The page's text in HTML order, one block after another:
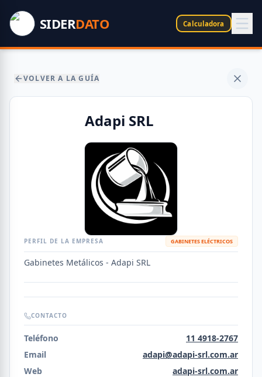
SIDERDATO Calculadora
VOLVER A LA GUÍA
Adapi SRL
PERFIL DE LA EMPRESA GABINETES ELÉCTRICOS
Gabinetes Metálicos - Adapi SRL
CONTACTO
Teléfono
11 4918-2767
Email
adapi@adapi-srl.com.ar
Web
adapi-srl.com.ar